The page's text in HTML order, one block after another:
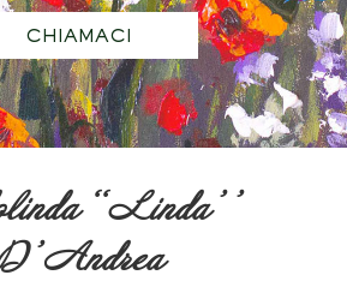
CHIAMACI
‘‘Linda’’